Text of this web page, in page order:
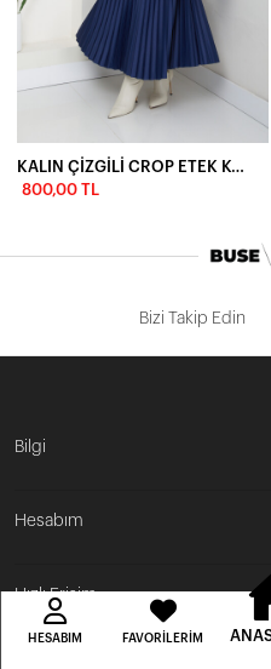
800,00 TL
Bizi Takip Edin
Bilgi
Hesabım
Hızlı Erişim
HESABIM FAVORILERIM